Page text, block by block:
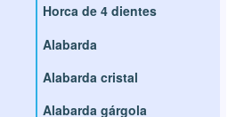
Horca de 4 dientes
Alabarda
Alabarda cristal
Alabarda gárgola